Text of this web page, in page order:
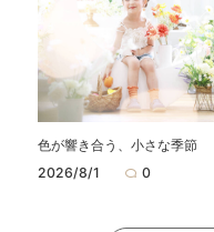
色が響き合う、小さな季節
2026/8/1
0